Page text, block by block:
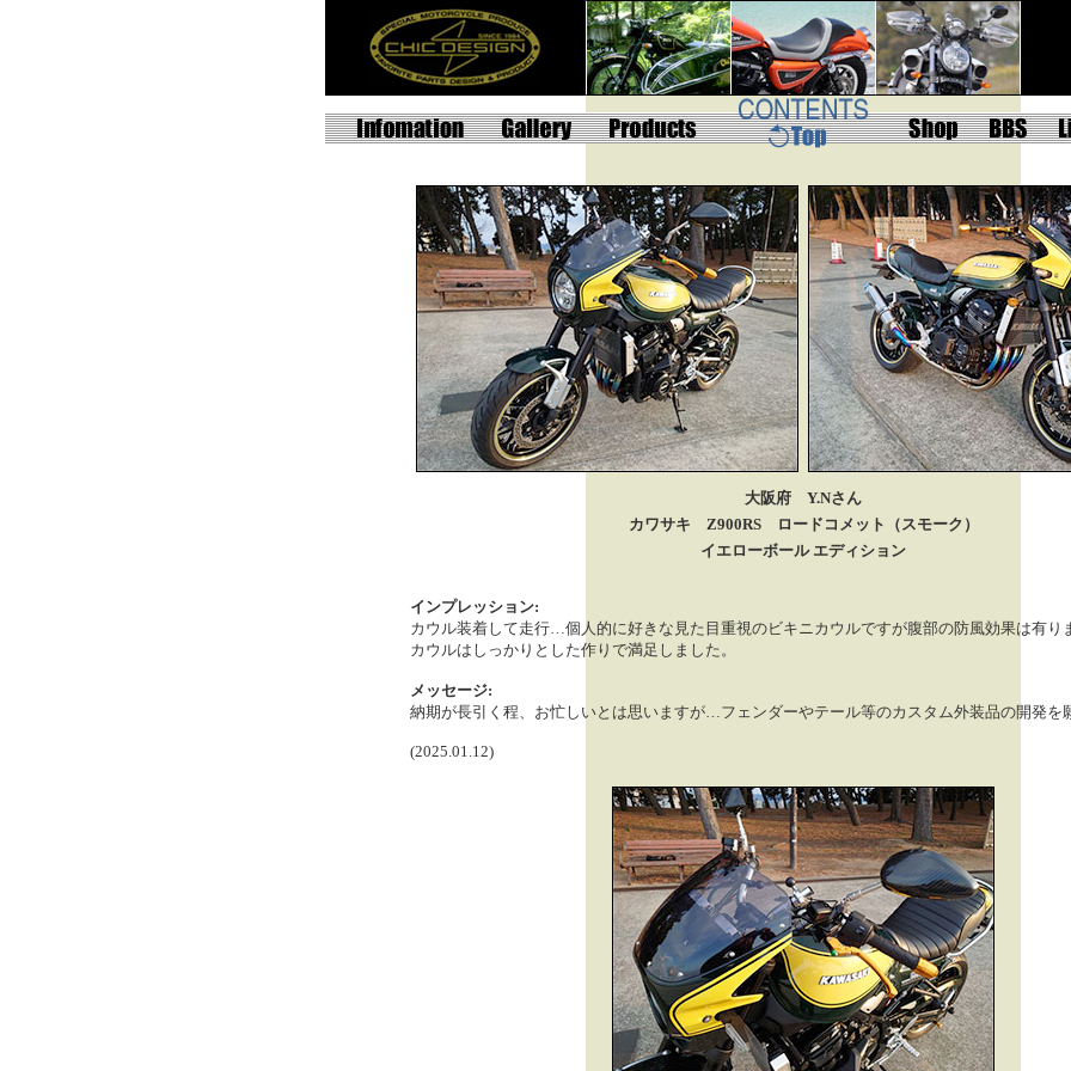
大阪府 Y.Nさん
カワサキ Z900RS
ロードコメット（スモーク）
イエローボール エディション
インプレッション:
カウル装着して走行…個人的に好きな見た目重視のビキニカウルですが腹部の防風効果は有り
カウルはしっかりとした作りで満足しました。
メッセージ:
納期が長引く程、お忙しいとは思いますが…フェンダーやテール等のカスタム外装品の開発を
(2025.01.12)